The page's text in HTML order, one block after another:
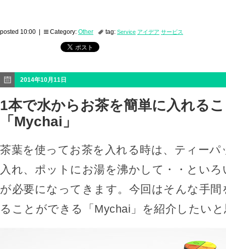
posted 10:00 | Category: Other tag: Service アイデア サービス
2014年10月11日
1本で水からお茶を簡単に入れる
「Mychai」
茶葉を使ってお茶を入れる時は、ティー
入れ、ポットにお湯を沸かして・・とい
が必要になってきます。今回はそんな手間
ることができる「Mychai」を紹介したい